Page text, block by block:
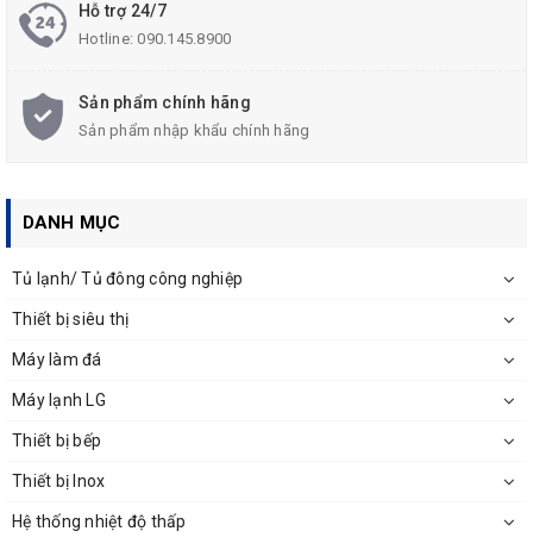
Hỗ trợ 24/7
Hotline:090.145.8900
Sản phẩm chính hãng
Sản phẩm nhập khẩu chính hãng
DANH MỤC
Tủ lạnh/ Tủ đông công nghiệp
Thiết bị siêu thị
Máy làm đá
Máy lạnh LG
Thiết bị bếp
Thiết bị Inox
Hệ thống nhiệt độ thấp